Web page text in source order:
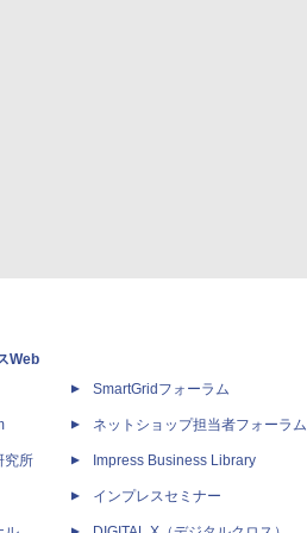
Web
究所
SmartGridフォーラム
ネットショップ担当者フォーラム
Impress Business Library
インプレスセミナー